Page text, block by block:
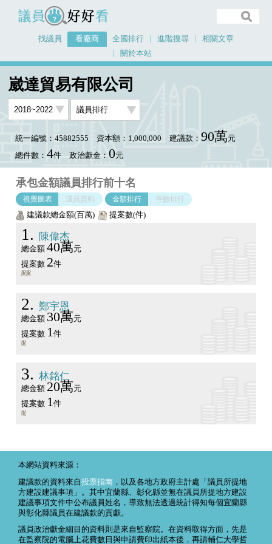
議員好好看
找議員 看廠商 全國排行 進階搜尋
相關文章
關於本站
崴達貿易有限公司
統一編號：45882555 資本額：1,000,000 建議款： 90萬元
總件數： 4件 政治獻金： 0元
承包金額議員排行前十名
視覺圖表 議員資料 金額排行 件數排行
建議款總金額(百萬) 提案數(件)
1 陳偉杰
總金額 40萬元
提案數 2件
2 鄭宇恩
總金額 30萬元
提案數 1 件
3 林銘仁
總金額 20萬元
提案數 1 件
本網站資料來源：
建議款的資料來自投票指南 ，以及各地方政府主計處「議員所提地
方建設建議事項」。其中宜蘭縣、彰化縣並無在議員所提地方建設
建議事項文件中公布議員姓名，導致無法透過統計得知每個宜蘭縣
與彰化縣議員在建議款的貢獻。
議員政治獻金細目的資料則是來自監察院。在資料取得方面，先是
在監察院的電腦上花費數日與申請費印出紙本後，再請輔仁大學哲